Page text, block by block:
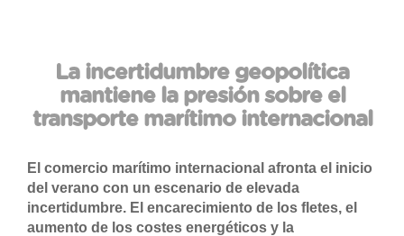
La incertidumbre geopolítica
mantiene la presión sobre el
transporte marítimo internacional
El comercio marítimo internacional afronta el inicio
del verano con un escenario de elevada
incertidumbre. El encarecimiento de los fletes, el
aumento de los costes energéticos y la